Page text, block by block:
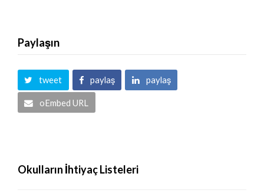
Paylaşın
tweet paylaş paylaş
oEmbed URL
Okulların İhtiyaç Listeleri